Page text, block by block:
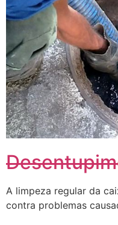
A limpeza regular da
contra problemas